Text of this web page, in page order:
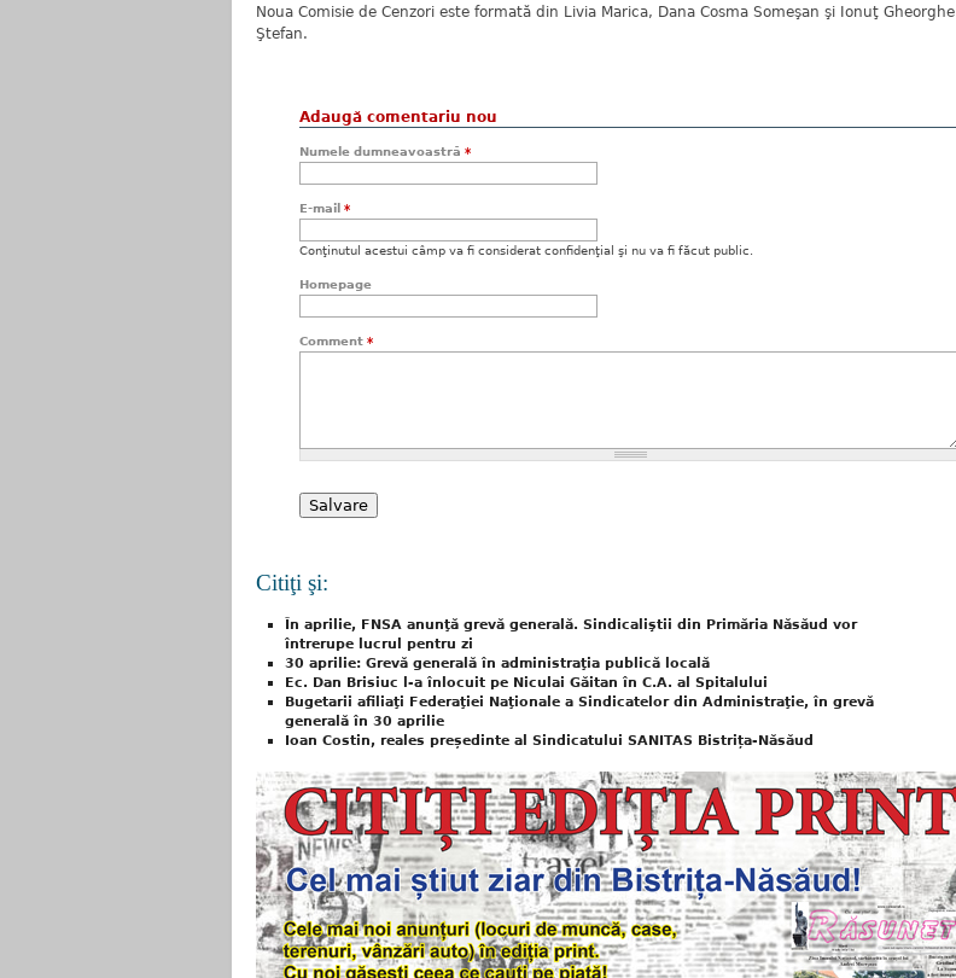
Noua Comisie de Cenzori este formată din Livia Marica, Dana Cosma Someşan şi Ionuţ Gheorghe
Ştefan.
Adaugă comentariu nou
Numele dumneavoastră *
E-mail *
Conţinutul acestui câmp va fi considerat confidenţial şi nu va fi făcut public.
Homepage
Comment *
Citiţi şi:
În aprilie, FNSA anunţă grevă generală. Sindicaliştii din Primăria Năsăud vor
întrerupe lucrul pentru zi
30 aprilie: Grevă generală în administraţia publică locală
Ec. Dan Brisiuc l-a înlocuit pe Niculai Găitan în C.A. al Spitalului
Bugetarii afiliaţi Federaţiei Naţionale a Sindicatelor din Administraţie, în grevă
generală în 30 aprilie
Ioan Costin, reales președinte al Sindicatului SANITAS Bistrița-Năsăud